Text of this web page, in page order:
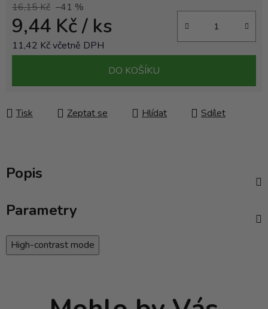
16,15 Kč –41 %
9,44 Kč/ ks
11,42 Kč včetně DPH
DO KOŠÍKU
Tisk Zeptat se Hlídat Sdílet
Popis
Parametry
High-contrast mode